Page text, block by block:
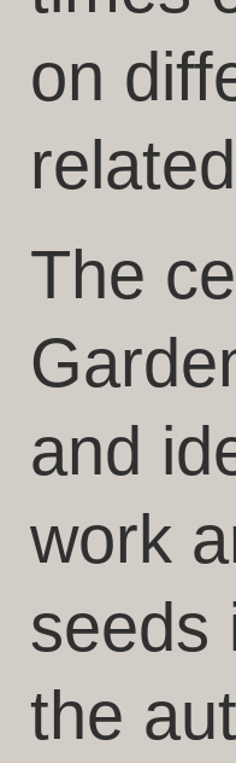
on
The
and
work
seeds
the